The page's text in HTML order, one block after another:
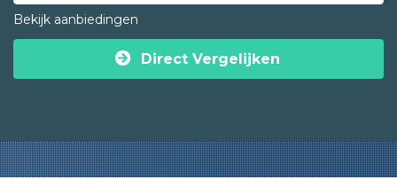
Bekijk aanbiedingen
Direct Vergelijken